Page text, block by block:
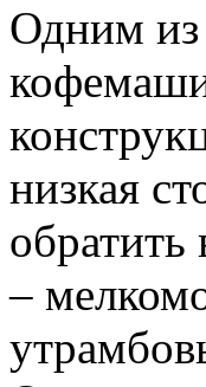
Одним из
низкая
–